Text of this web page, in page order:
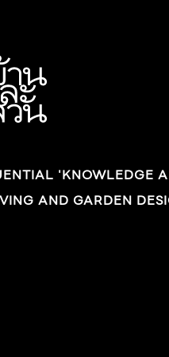
'KNOWLEDGE
AND GARDEN